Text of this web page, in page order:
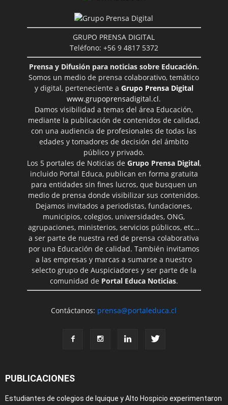
GRUPO PRENSA DIGITAL
Teléfono: +56 9 4817 5372
Prensa y Difusión para noticias sobre Educación.
Somos un medio de prensa colaborativo, temático
y digital, perteneciente a Grupo Prensa Digital
www.grupoprensadigital.cl.
Damos visibilidad a temas del área Educación,
mediante la publicación de contenidos de calidad,
con una audiencia de profesionales de todas las
edades y tomadores de decisión del ámbito
público y privado.
Los 5 portales de Noticias de Grupo Prensa Digital,
incluido Portal Educa, publican en forma gratuita
para entidades sin fines lucros, que busquen un
medio de prensa donde visibilizar sus contenidos.
Dejamos invitados a periodistas, fundaciones,
municipios, colegios, universidades, ONG,
agrupaciones, ministerios, servicios públicos, etc…
a ser parte de nuestra red de prensa colaborativa
por una Educación de calidad. También invitamos
a las empresas y marcas a sumarse a nuestro
selecto grupo de Auspiciadores y ser parte de la
comunidad de Portal Educa Noticias.
Contáctanos: prensa@portaleduca.cl
PUBLICACIONES
Estudiantes de colegios de Iquique y Alto Hospicio experimentaron